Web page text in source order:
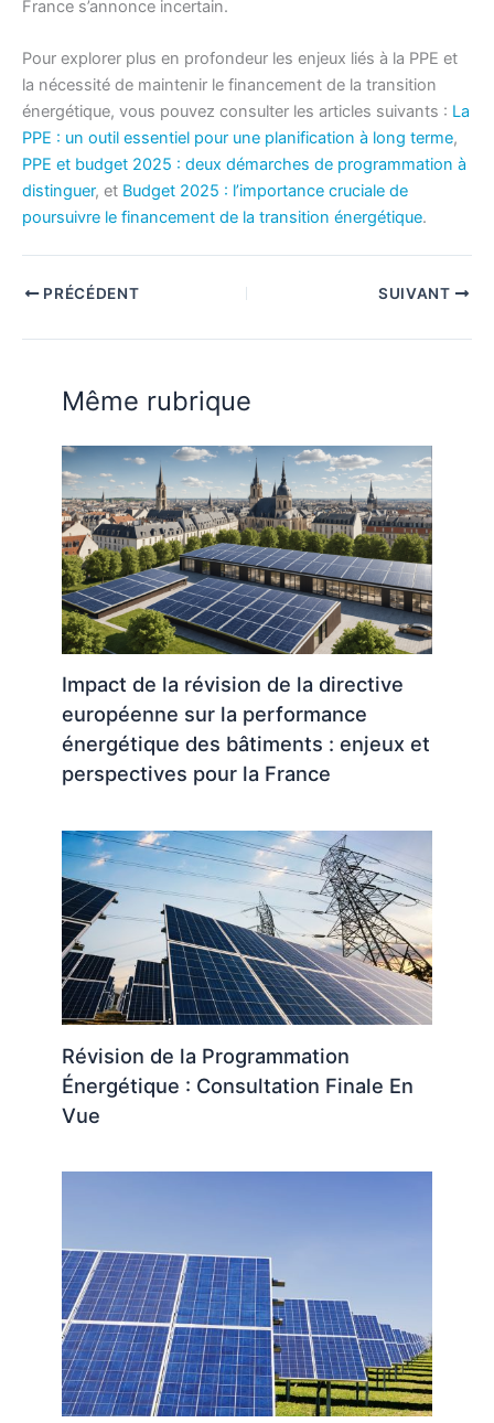
France s’annonce incertain.
Pour explorer plus en profondeur les enjeux liés à la PPE et
la nécessité de maintenir le financement de la transition
énergétique, vous pouvez consulter les articles suivants : La
PPE : un outil essentiel pour une planification à long terme,
PPE et budget 2025 : deux démarches de programmation à
distinguer, et Budget 2025 : l’importance cruciale de
poursuivre le financement de la transition énergétique.
PRÉCÉDENT SUIVANT
Même rubrique
Impact de la révision de la directive
européenne sur la performance
énergétique des bâtiments : enjeux et
perspectives pour la France
Révision de la Programmation
Énergétique : Consultation Finale En
Vue